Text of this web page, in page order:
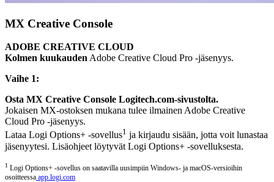
MX Creative Console
ADOBE CREATIVE CLOUD
Kolmen kuukaudenAdobe Creative Cloud Pro ‑jäsenyys.
Vaihe 1:
Osta MX Creative Console Logitech.com-sivustolta.
Jokaisen MX-ostoksen mukana tulee ilmainen Adobe Creative
Cloud Pro -jäsenyys.
Lataa Logi Options+ ‑sovellus1 ja kirjaudu sisään, jotta voit lunastaa
jäsenyytesi. Lisäohjeet löytyvät Logi Options+ -sovelluksesta.
1 Logi Options+ ‑sovellus on saatavilla uusimpiin Windows- ja macOS-versioihin
osoitteessa app.logi.com